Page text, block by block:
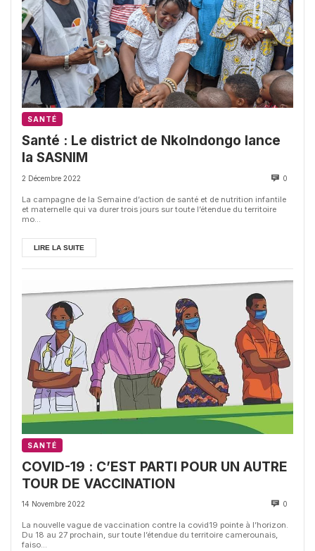
SANTÉ
Santé : Le district de Nkolndongo lance
la SASNIM
2 Décembre 2022 0
La campagne de la Semaine d’action de santé et de nutrition infantile
et maternelle qui va durer trois jours sur toute l’étendue du territoire
mo...
LIRE LA SUITE
SANTÉ
COVID-19 : C’EST PARTI POUR UN AUTRE
TOUR DE VACCINATION
14 Novembre 2022 0
La nouvelle vague de vaccination contre la covid19 pointe à l’horizon.
Du 18 au 27 prochain, sur toute l’étendue du territoire camerounais,
faiso...